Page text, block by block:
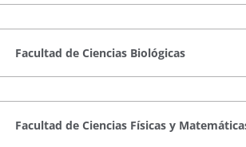
Facultad de Ciencias Biológicas
Facultad de Ciencias Físicas y